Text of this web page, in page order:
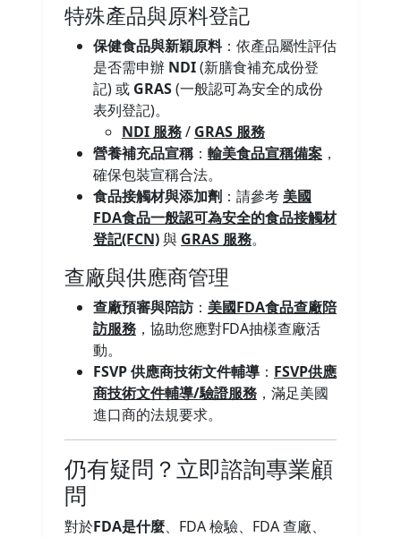
特殊產品與原料登記
保健食品與新穎原料：依產品屬性評估
是否需申辦 NDI(新膳食補充成份登
記) 或 GRAS(一般認可為安全的成份
表列登記)。
NDI 服務/ GRAS 服務
營養補充品宣稱： 輸美食品宣稱備案 ，
確保包裝宣稱合法。
食品接觸材與添加劑 ：請參考 美國
FDA食品一般認可為安全的食品接觸材
登記(FCN)與 GRAS 服務。
查廠與供應商管理
查廠預審與陪訪 ： 美國FDA食品查廠陪
訪服務 ，協助您應對FDA抽樣查廠活
動。
FSVP 供應商技術文件輔導 ： FSVP供應
商技術文件輔導/驗證服務 ，滿足美國
進口商的法規要求。
仍有疑問？立即諮詢專業顧
問
對於FDA是什麼、FDA 檢驗、FDA 查廠、